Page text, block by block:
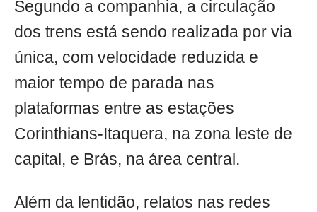
Segundo a companhia, a circulação
dos trens está sendo realizada por via
única, com velocidade reduzida e
maior tempo de parada nas
plataformas entre as estações
Corinthians-Itaquera, na zona leste de
capital, e Brás, na área central.
Além da lentidão, relatos nas redes